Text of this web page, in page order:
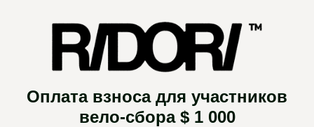
Оплата взноса для участников
вело-сбора $ 1 000